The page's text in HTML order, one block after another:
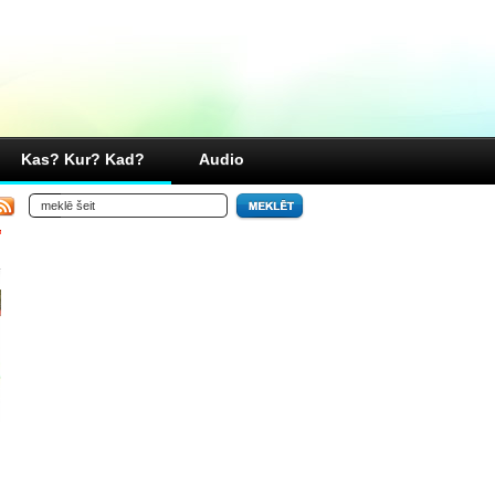
Kas? Kur? Kad? Audio